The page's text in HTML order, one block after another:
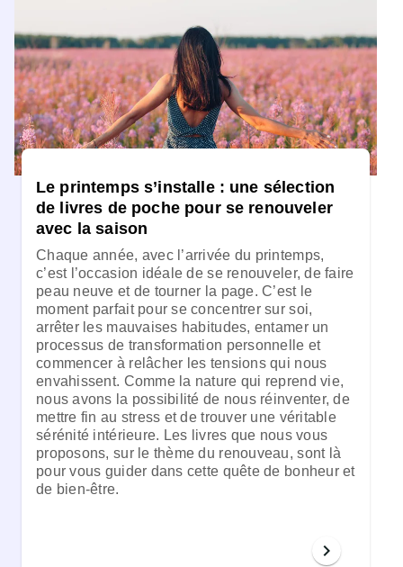
Le printemps s’installe : une sélection
de livres de poche pour se renouveler
avec la saison
Chaque année, avec l’arrivée du printemps,
c’est l’occasion idéale de se renouveler, de faire
peau neuve et de tourner la page. C’est le
moment parfait pour se concentrer sur soi,
arrêter les mauvaises habitudes, entamer un
processus de transformation personnelle et
commencer à relâcher les tensions qui nous
envahissent. Comme la nature qui reprend vie,
nous avons la possibilité de nous réinventer, de
mettre fin au stress et de trouver une véritable
sérénité intérieure. Les livres que nous vous
proposons, sur le thème du renouveau, sont là
pour vous guider dans cette quête de bonheur et
de bien-être.
chevron_right